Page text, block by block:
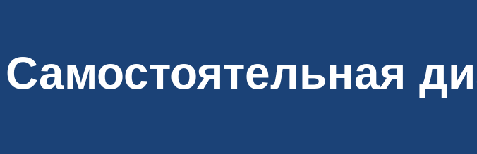
Самостоятельная